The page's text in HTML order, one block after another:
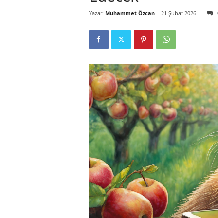
i
E
l
m
a
Yazar: Muhammet Özcan- 21 Şubat 2026